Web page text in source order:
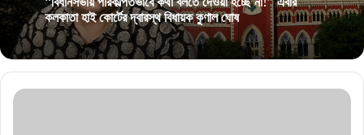
টানা বৃষ্টির জেরে কমল ভ্যাপসা গরম! আজ দক্ষিণবঙ্গের এই ৭ জেলায় বজ্রবিদ্যুৎ-